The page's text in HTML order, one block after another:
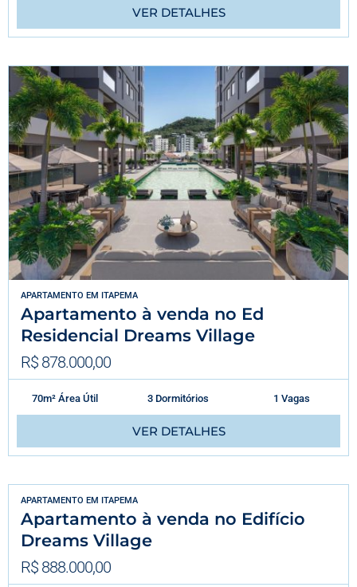
VER DETALHES
APARTAMENTO EM ITAPEMA
Apartamento à venda no Ed
Residencial Dreams Village
R$ 878.000,00
70m² Área Útil 3 Dormitórios 1 Vagas
VER DETALHES
APARTAMENTO EM ITAPEMA
Apartamento à venda no Edifício
Dreams Village
R$ 888.000,00